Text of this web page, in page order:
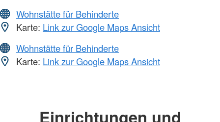
Wohnstätte für Behinderte
Karte: Link zur Google Maps Ansicht
Wohnstätte für Behinderte
Karte: Link zur Google Maps Ansicht
Einrichtungen und